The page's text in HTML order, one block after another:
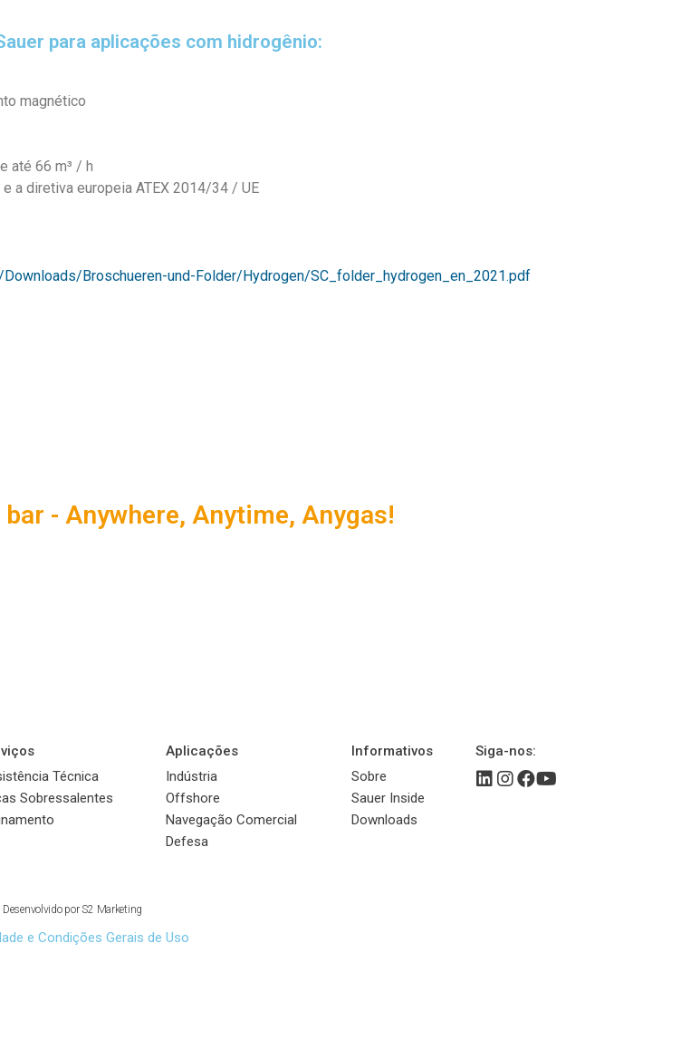
para aplicações com hidrogênio:
magnético
até 66 m³ / h
a diretiva europeia ATEX 2014/34 / UE
Broschueren-und-Folder/Hydrogen/SC_folder_hydrogen_en_2021.pdf
- Anywhere, Anytime, Anygas!
Técnica
Sobressalentes
Aplicações
Indústria
Offshore
Navegação Comercial
Defesa
Informativos
Sobre
Sauer Inside
Downloads
Siga-nos:
Desenvolvido porS2 Marketing
e Condições Gerais de Uso